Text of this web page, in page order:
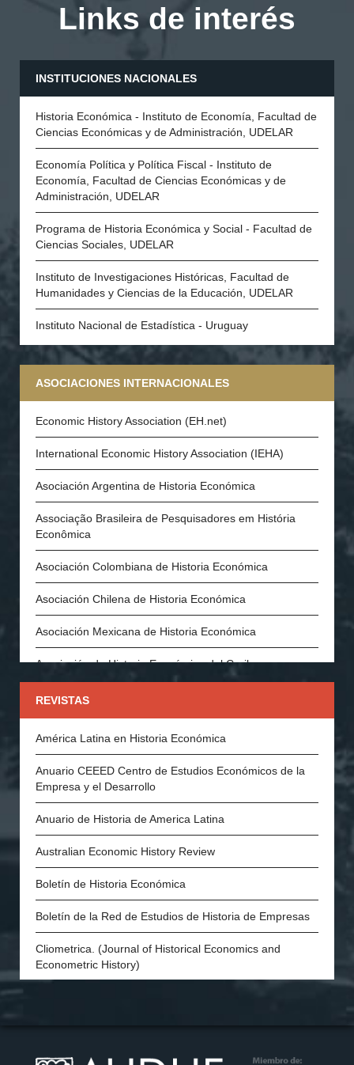
Links de interés
INSTITUCIONES NACIONALES
Historia Económica - Instituto de Economía, Facultad de
Ciencias Económicas y de Administración, UDELAR
Economía Política y Política Fiscal - Instituto de
Economía, Facultad de Ciencias Económicas y de
Administración, UDELAR
Programa de Historia Económica y Social - Facultad de
Ciencias Sociales, UDELAR
Instituto de Investigaciones Históricas, Facultad de
Humanidades y Ciencias de la Educación, UDELAR
Instituto Nacional de Estadística - Uruguay
ASOCIACIONES INTERNACIONALES
Economic History Association (EH.net)
International Economic History Association (IEHA)
Asociación Argentina de Historia Económica
Associação Brasileira de Pesquisadores em História
Econômica
Asociación Colombiana de Historia Económica
Asociación Chilena de Historia Económica
Asociación Mexicana de Historia Económica
Asociación de Historia Económica del Caribe
Asociación Española de Historia Económica
History of Economics Society
The Swedish Economic History Association
The Economic History Society of Australia and New
REVISTAS
América Latina en Historia Económica
Anuario CEEED Centro de Estudios Económicos de la
Empresa y el Desarrollo
Anuario de Historia de America Latina
Australian Economic History Review
Boletín de Historia Económica
Boletín de la Red de Estudios de Historia de Empresas
Cliometrica. (Journal of Historical Economics and
Econometric History)
European Review of Economic History